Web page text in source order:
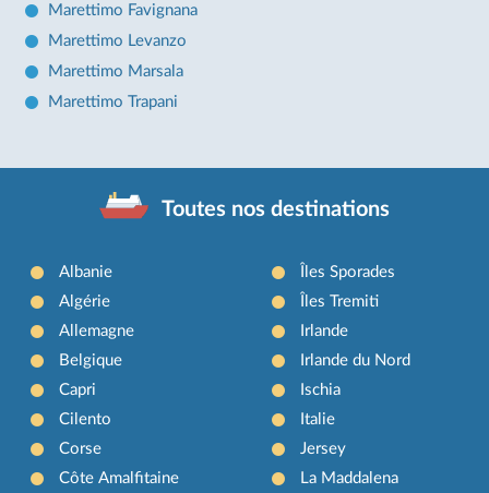
Marettimo Favignana
Marettimo Levanzo
Marettimo Marsala
Marettimo Trapani
Toutes nos destinations
Albanie
Algérie
Allemagne
Belgique
Capri
Cilento
Corse
Côte Amalfitaine
Îles Sporades
Îles Tremiti
Irlande
Irlande du Nord
Ischia
Italie
Jersey
La Maddalena